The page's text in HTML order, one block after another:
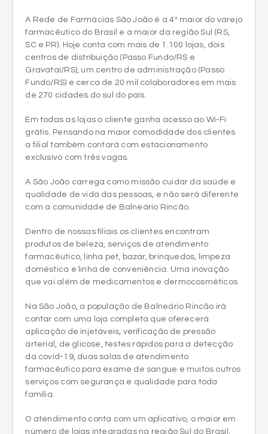
A Rede de Farmácias São João é a 4ª maior do varejo
farmacêutico do Brasil e a maior da região Sul (RS,
SC e PR). Hoje conta com mais de 1.100 lojas, dois
centros de distribuição (Passo Fundo/RS e
Gravataí/RS), um centro de administração (Passo
Fundo/RS) e cerca de 20 mil colaboradores em mais
de 270 cidades do sul do país.
Em todas as lojas o cliente ganha acesso ao Wi-Fi
grátis. Pensando na maior comodidade dos clientes
a filial também contará com estacionamento
exclusivo com três vagas.
A São João carrega como missão cuidar da saúde e
qualidade de vida das pessoas, e não será diferente
com a comunidade de Balneário Rincão.
Dentro de nossas filiais os clientes encontram
produtos de beleza, serviços de atendimento
farmacêutico, linha pet, bazar, brinquedos, limpeza
doméstica e linha de conveniência. Uma inovação
que vai além de medicamentos e dermocosméticos.
Na São João, a população de Balneário Rincão irá
contar com uma loja completa que oferecerá
aplicação de injetáveis, verificação de pressão
arterial, de glicose, testes rápidos para a detecção
da covid-19, duas salas de atendimento
farmacêutico para exame de sangue e muitos outros
serviços com segurança e qualidade para toda
família.
O atendimento conta com um aplicativo, o maior em
número de lojas integradas na região Sul do Brasil,